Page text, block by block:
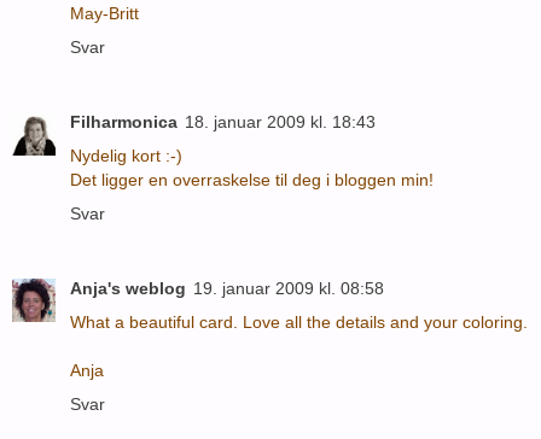
May-Britt
Svar
Filharmonica 18. januar 2009 kl. 18:43
Nydelig kort :-)
Det ligger en overraskelse til deg i bloggen min!
Svar
Anja's weblog 19. januar 2009 kl. 08:58
What a beautiful card. Love all the details and your coloring.
Anja
Svar